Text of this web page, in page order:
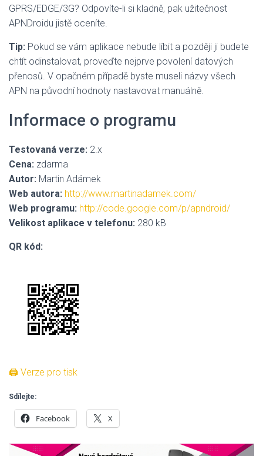
GPRS/EDGE/3G? Odpovíte-li si kladně, pak užitečnost
APNDroidu jistě oceníte.
Tip: Pokud se vám aplikace nebude líbit a později ji budete
chtít odinstalovat, proveďte nejprve povolení datových
přenosů. V opačném případě byste museli názvy všech
APN na původní hodnoty nastavovat manuálně.
Informace o programu
Testovaná verze: 2.x
Cena: zdarma
Autor: Martin Adámek
Web autora: http://www.martinadamek.com/
Web programu: http://code.google.com/p/apndroid/
Velikost aplikace v telefonu: 280 kB
QR kód:
🖨 Verze pro tisk
Sdílejte:
Facebook X